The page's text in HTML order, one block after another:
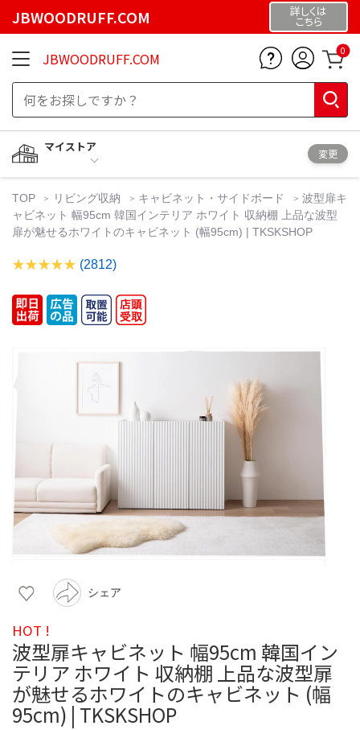
JBWOODRUFF.COM 詳しくは
こちら
JBWOODRUFF.COM 0
マイストア
変更
TOP リビング収納 キャビネット・サイドボード
波型扉キ
ャビネット 幅95cm 韓国インテリア ホワイト 収納棚 上品な波型
扉が魅せるホワイトのキャビネット (幅95cm) | TKSKSHOP
(2812)
シェア
HOT !
波型扉キャビネット 幅95cm 韓国イン
テリア ホワイト 収納棚 上品な波型扉
が魅せるホワイトのキャビネット (幅
95cm) | TKSKSHOP